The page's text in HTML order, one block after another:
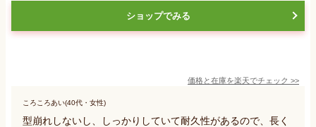
ショップでみる
価格と在庫を楽天でチェック >>
ころころあい(40代・女性)
型崩れしないし、しっかりしていて耐久性があるので、長く